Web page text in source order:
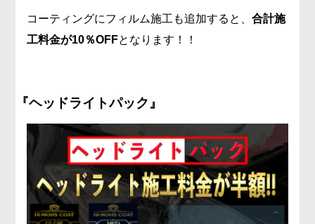
コーティングにフィルム施工も追加すると、合計施
工料金が10％OFFとなります！！
『ヘッドライトパック』